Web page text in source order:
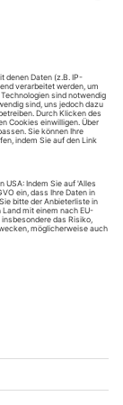
Tänzerin
mit denen der
Obstbaum
aus dem
Bigonzetti
Kunst
in
die die
geschickt